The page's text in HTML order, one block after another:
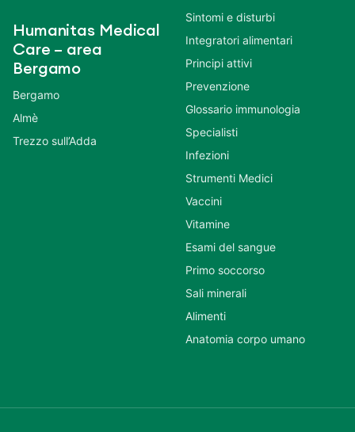
Humanitas Medical
Care – area
Bergamo
Bergamo
Almè
Trezzo sull’Adda
Sintomi e disturbi
Integratori alimentari
Principi attivi
Prevenzione
Glossario immunologia
Specialisti
Infezioni
Strumenti Medici
Vaccini
Vitamine
Esami del sangue
Primo soccorso
Sali minerali
Alimenti
Anatomia corpo umano